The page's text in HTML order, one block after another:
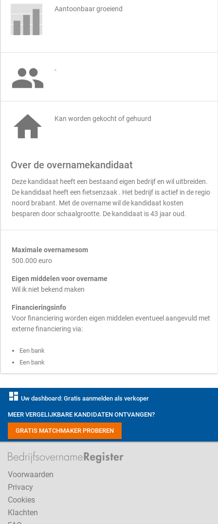
Aantoonbaar groeiend
 -
 Kan worden gekocht of gehuurd
Over de overnamekandidaat
Deze kandidaat heeft een bestaand eigen bedrijf en wil uitbreiden.
De kandidaat heeft een fietsenzaak . Het bedrijf is actief in de regio
noord brabant. Met de overname wil de kandidaat kosten
besparen door schaalgrootte. De kandidaat is 43 jaar oud.
Maximale overnamesom
500.000 euro
Eigen middelen voor overname
Wil ik niet bekend maken
Financieringsinfo
Voor financiering worden eigen middelen eventueel aangevuld met
externe financiering via:
Een bank
Een bank
dashboard Uw dashboard: Gratis aanmelden als verkoper
MEER VERGELIJKBARE KANDIDATEN ONTVANGEN?
GRATIS MATCHMAKER PROBEREN
Voorwaarden
Privacy
Cookies
Klachten